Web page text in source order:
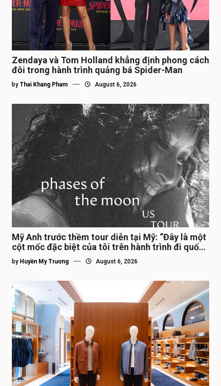
Zendaya và Tom Holland khẳng định phong cách
đôi trong hành trình quảng bá Spider-Man
by Thai Khang Pham August 6, 2026
Mỹ Anh trước thềm tour diễn tại Mỹ: “Đây là một
cột mốc đặc biệt của tôi trên hành trình đi quốc
tế”
by Huyền My Trương August 6, 2026